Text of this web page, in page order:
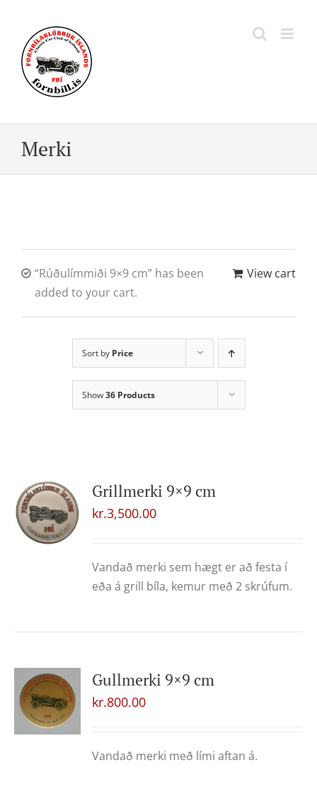
content
Merki
View cart
“Rúðulímmiði 9×9 cm” has been
added to your cart.
Sort by Price
Show36 Products
Grillmerki 9×9 cm
kr.3,500.00
Vandað merki sem hægt er að festa í
eða á grill bíla, kemur með 2 skrúfum.
Gullmerki 9×9 cm
kr.800.00
Vandað merki með lími aftan á.